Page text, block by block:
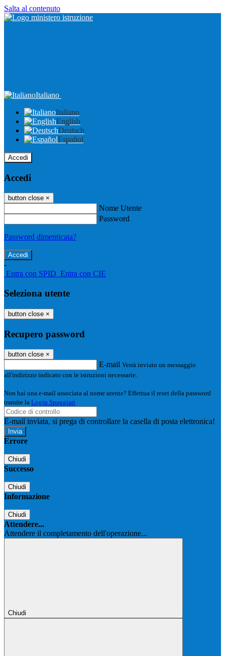
Salta al contenuto
Italiano
Italiano
English
Deutsch
Español
Accedi
Accedi
button close ×
Nome Utente
Password
Password dimenticata?
-
Entra con SPID Entra con CIE
Seleziona utente
button close ×
Recupero password
button close ×
E-mail Verrà inviato un messaggio
all'indirizzo indicato con le istruzioni necessarie.
Non hai una e-mail associata al nome utente? Effettua il reset della password
tramite la Login Spaggiari
E-mail inviata, si prega di controllare la casella di posta elettronica!
Errore
Chiudi
Successo
Chiudi
Informazione
Chiudi
Attendere...
Attendere il completamento dell'operazione...
Chiudi